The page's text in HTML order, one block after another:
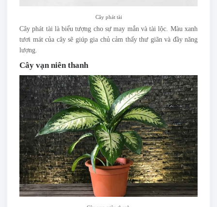
Cây phát tài
Cây phát tài là biểu tượng cho sự may mắn và tài lộc. Màu xanh
tươi mát của cây sẽ giúp gia chủ cảm thấy thư giãn và đầy năng
lượng.
Cây vạn niên thanh